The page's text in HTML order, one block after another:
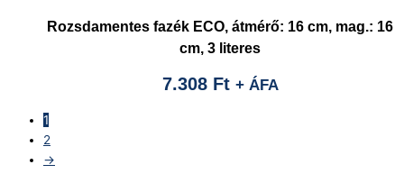
Rozsdamentes fazék ECO, átmérő: 16 cm, mag.: 16
cm, 3 literes
7.308 Ft + ÁFA
1
2
→